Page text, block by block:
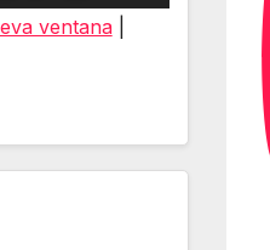
las
ventana|